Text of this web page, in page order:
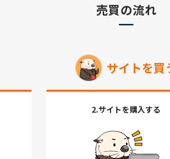
売買の流れ
サイトを買
2.サイトを購入する